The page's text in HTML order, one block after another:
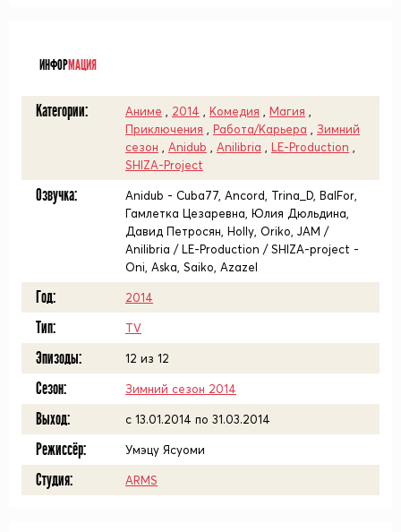
ИНФОРМАЦИЯ
Категории: Аниме 2014 Комедия Магия
Приключения
Работа/Карьера
Зимний
сезон
Anidub Anilibria LE-Production
SHIZA-Project
Озвучка:
Anidub - Cuba77, Ancord, Trina_D, BalFor,
Гамлетка Цезаревна, Юлия Дюльдина,
Давид Петросян, Holly, Oriko, JAM /
Anilibria / LE-Production / SHIZA-project -
Oni, Aska, Saiko, Azazel
Год: 2014
Тип: TV
Эпизоды: 12 из 12
Сезон: Зимний сезон 2014
Выход: c 13.01.2014 по 31.03.2014
Режиссёр: Умэцу Ясуоми
Студия: ARMS